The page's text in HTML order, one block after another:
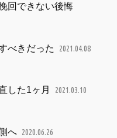
回できない後悔
べきだった 2021.04.08
した1ヶ月 2021.03.10
へ 2020.06.26